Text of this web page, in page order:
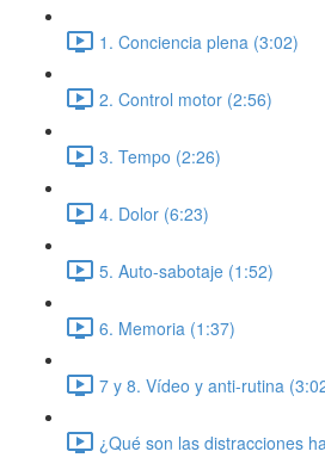
1. Conciencia plena (3:02)
2. Control motor (2:56)
3. Tempo (2:26)
4. Dolor (6:23)
5. Auto-sabotaje (1:52)
6. Memoria (1:37)
7 y 8. Vídeo y anti-rutina
¿Qué son las distracciones